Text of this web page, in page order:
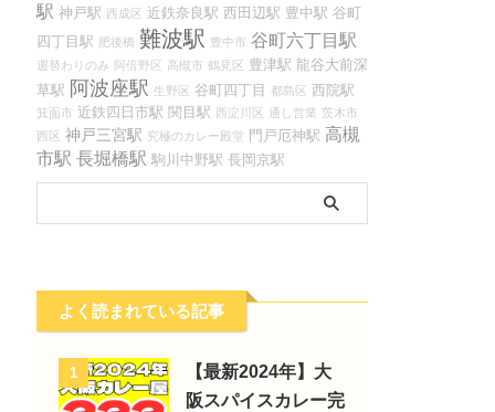
駅 神戸駅 西成区 近鉄奈良駅 西田辺駅 豊中駅 谷町
四丁目駅 肥後橋 難波駅 豊中市 谷町六丁目駅
週替わりのみ 阿倍野区 高槻市 鶴見区 豊津駅 龍谷大前深
草駅 阿波座駅 生野区 谷町四丁目 都島区 西院駅
箕面市 近鉄四日市駅 関目駅 西淀川区 通し営業 茨木市
西区 神戸三宮駅 究極のカレー殿堂 門戸厄神駅 高槻
市駅 長堀橋駅 駒川中野駅 長岡京駅
よく読まれている記事
1
【最新2024年】大
阪スパイスカレー完